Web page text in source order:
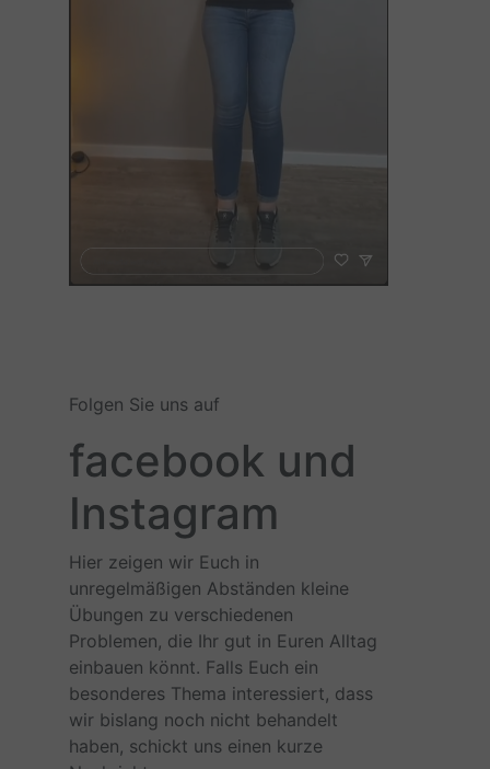
Folgen Sie uns auf
facebook und
Instagram
Hier zeigen wir Euch in
unregelmäßigen Abständen kleine
Übungen zu verschiedenen
Problemen, die Ihr gut in Euren Alltag
einbauen könnt. Falls Euch ein
besonderes Thema interessiert, dass
wir bislang noch nicht behandelt
haben, schickt uns einen kurze